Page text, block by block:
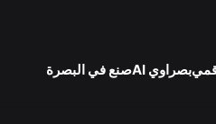
بصراوي AI صنع في البصرة